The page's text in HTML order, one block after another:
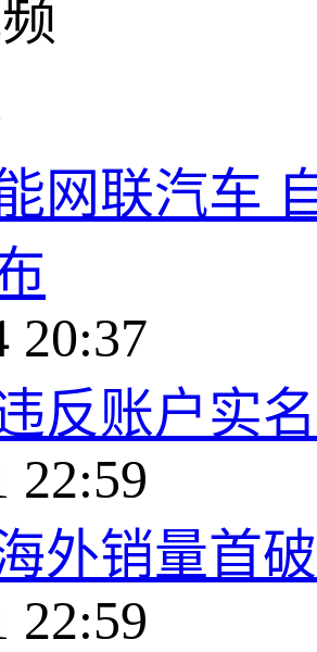
能网联汽车
20:37
反账户实
22:59
外销量首
22:59